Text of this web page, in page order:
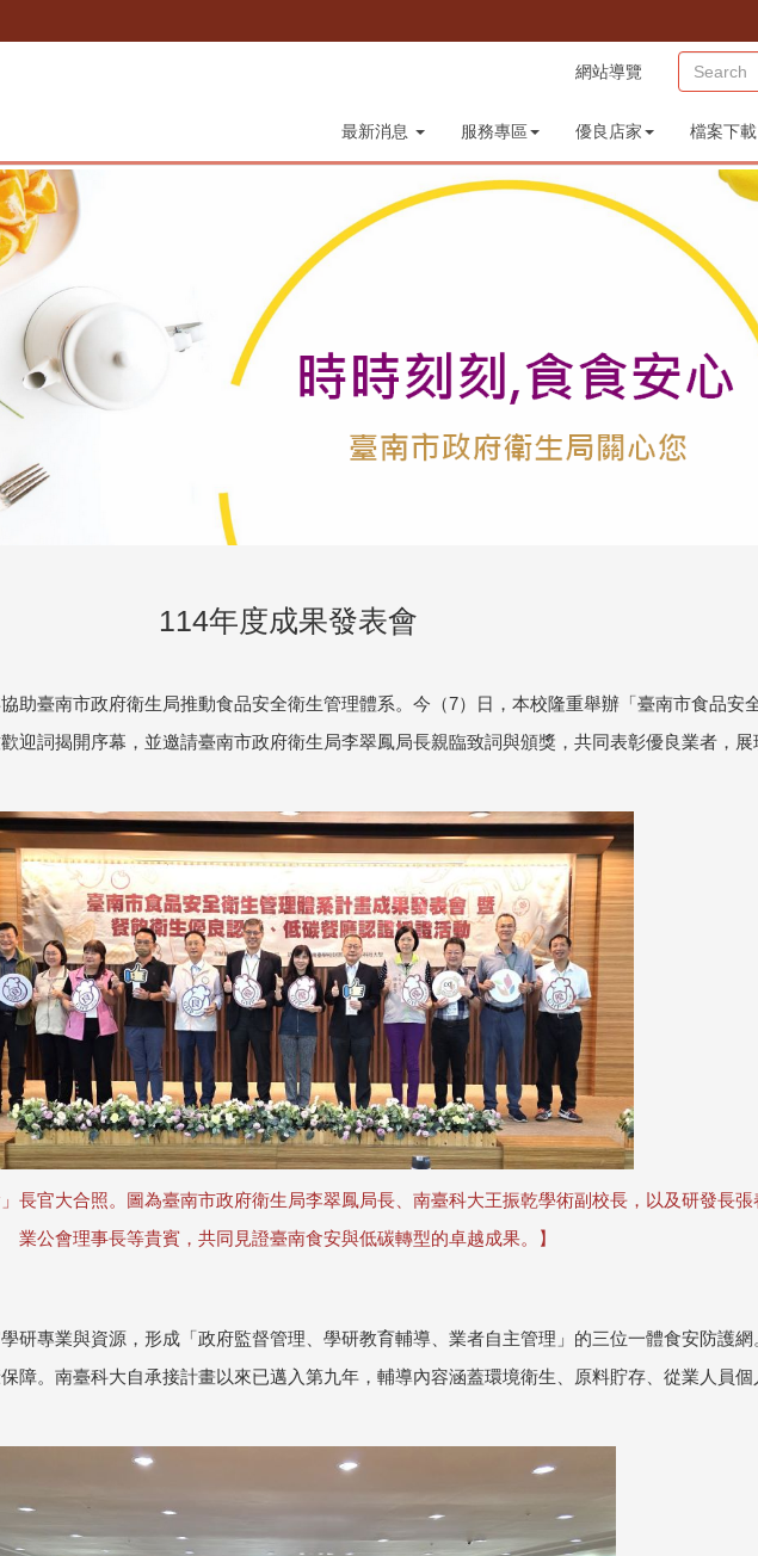
網站導覽 (sitemap)
最新消息 服務專區 優良店家 檔案下載
114年度成果發表會
助臺南市政府衛生局推動食品安全衛生管理體系。今（7）日，本校隆重舉辦「臺南市食品安
迎詞揭開序幕，並邀請臺南市政府衛生局李翠鳳局長親臨致詞與頒獎，共同表彰優良業者，
長官大合照。圖為臺南市政府衛生局李翠鳳局長、南臺科大王振乾學術副校長，以及研發長
業公會理事長等貴賓，共同見證臺南食安與低碳轉型的卓越成果。】
研專業與資源，形成「政府監督管理、學研教育輔導、業者自主管理」的三位一體食安防護
障。南臺科大自承接計畫以來已邁入第九年，輔導內容涵蓋環境衛生、原料貯存、從業人員